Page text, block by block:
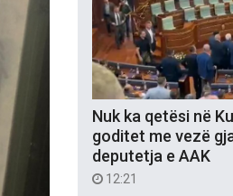
Nuk ka qetësi në
goditet me vezë
deputetja e AAK
12:21